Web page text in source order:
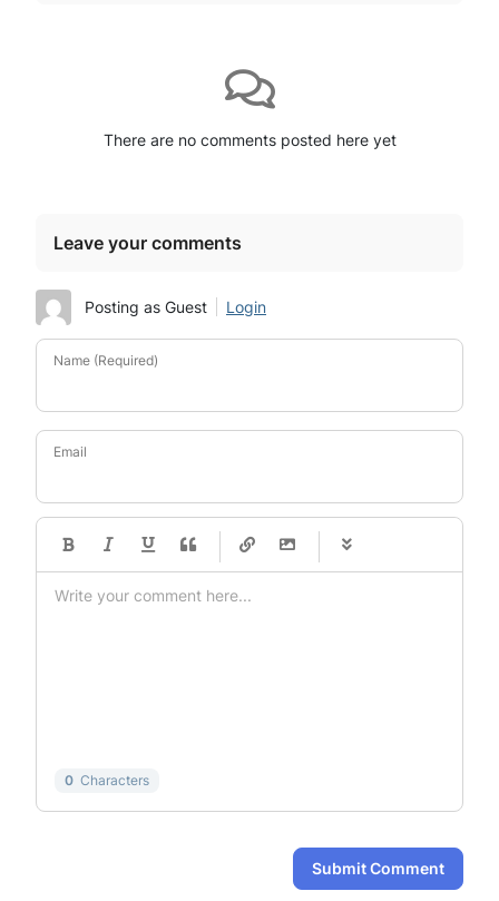
There are no comments posted here yet
Leave your comments
Posting as Guest Login
Name (Required)
Email
-
-
-
-
0 Characters
Submit Comment